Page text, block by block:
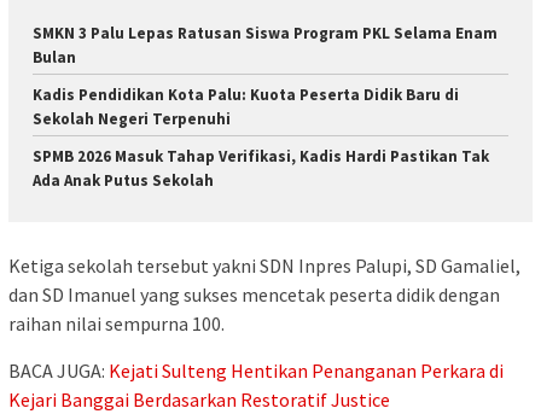
SMKN 3 Palu Lepas Ratusan Siswa Program PKL Selama Enam
Bulan
Kadis Pendidikan Kota Palu: Kuota Peserta Didik Baru di
Sekolah Negeri Terpenuhi
SPMB 2026 Masuk Tahap Verifikasi, Kadis Hardi Pastikan Tak
Ada Anak Putus Sekolah
Ketiga sekolah tersebut yakni SDN Inpres Palupi, SD Gamaliel,
dan SD Imanuel yang sukses mencetak peserta didik dengan
raihan nilai sempurna 100.
BACA JUGA: Kejati Sulteng Hentikan Penanganan Perkara di
Kejari Banggai Berdasarkan Restoratif Justice